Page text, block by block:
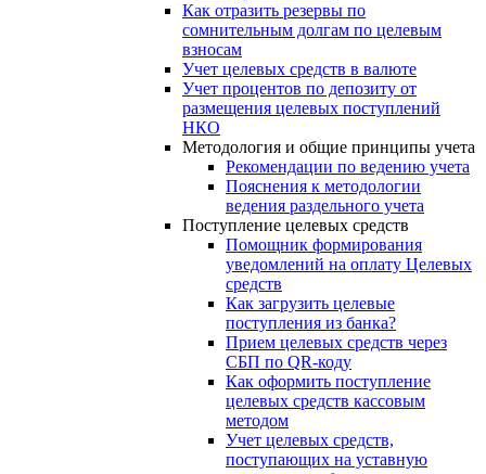
Как отразить резервы по
сомнительным долгам по целевым
взносам
Учет целевых средств в валюте
Учет процентов по депозиту от
размещения целевых поступлений
НКО
Методология и общие принципы учета
Рекомендации по ведению учета
Пояснения к методологии
ведения раздельного учета
Поступление целевых средств
Помощник формирования
уведомлений на оплату Целевых
средств
Как загрузить целевые
поступления из банка?
Прием целевых средств через
СБП по QR-коду
Как оформить поступление
целевых средств кассовым
методом
Учет целевых средств,
поступающих на уставную